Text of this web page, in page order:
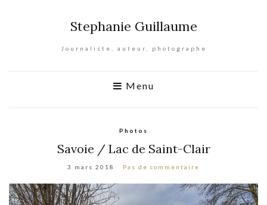
Stephanie Guillaume
Journaliste, auteur, photographe
Menu
Photos
Savoie / Lac de Saint-Clair
3 mars 2018 Pas de commentaire